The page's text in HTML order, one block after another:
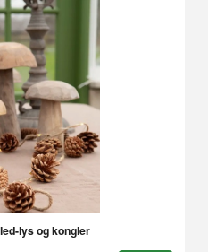
lys og kongler